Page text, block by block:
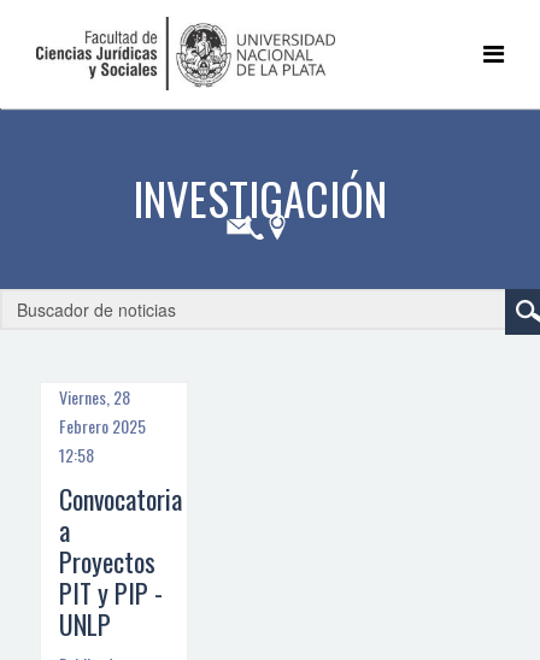
Viernes, 28
Febrero 2025
12:58
Convocatoria
a
Proyectos
PIT y PIP -
UNLP